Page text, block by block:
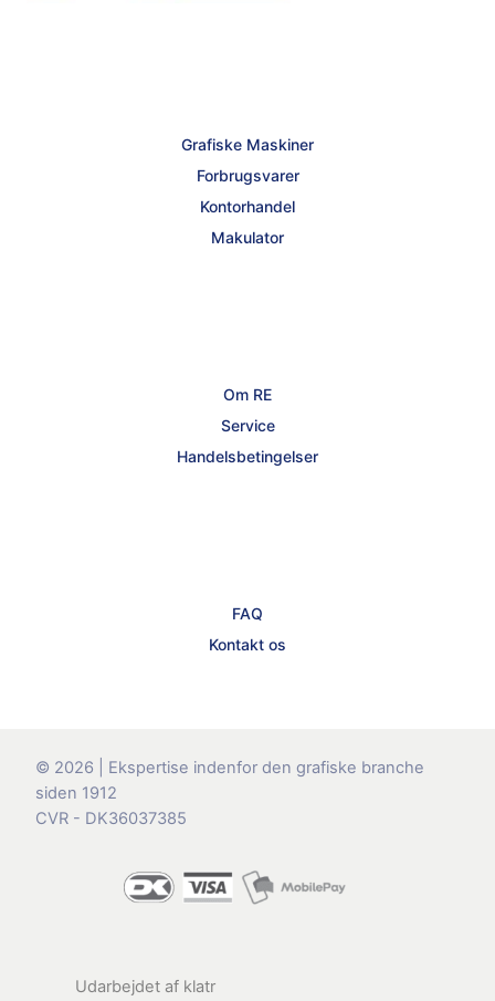
Grafiske Maskiner
Forbrugsvarer
Kontorhandel
Makulator
Om RE
Service
Handelsbetingelser
FAQ
Kontakt os
© 2026 | Ekspertise indenfor den grafiske branche
siden 1912
CVR - DK36037385
Udarbejdet af klatr